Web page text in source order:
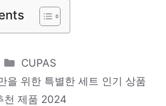
품 2024
스테이션p360
천 제품 2024
Categories
CUPAS
을 위한 특별한 세트 인기 상품
천 제품 2024